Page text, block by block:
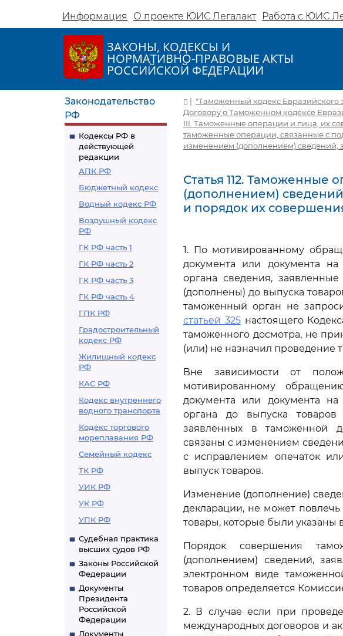
Информация О проекте ЮИС Легалакт Работа с ЮИС
ЗАКОНЫ, КОДЕКСЫ И
НОРМАТИВНО-ПРАВОВЫЕ АКТЫ
РОССИЙСКОЙ ФЕДЕРАЦИИ
Законодательство
РФ
Кодексы РФ в
действующей
редакции
АПК РФ
Бюджетный кодекс
Водный кодекс РФ
Воздушный кодекс
РФ
ГК РФ часть 1
ГК РФ часть 2
ГК РФ часть 3
ГК РФ часть 4
ГПК РФ
Градостроительный
кодекс РФ
Жилищный кодекс
РФ
КАС РФ
Кодекс внутреннего
водного транспорта
Кодекс торгового
мореплавания РФ
Семейный кодекс
ТК РФ
УИК РФ
УК РФ
УПК РФ
Судебная практика
высших судов РФ
Законы Российской
Федерации
Документы
Президента
Российской
Федерации
Документы
| "Таможенный кодекс Евразийского
Договору о Таможенном кодексе
III. Таможенные операции и лица, их
таможенные операции, связанные с
изменением (дополнением) сведений,
Статья 112. Таможенные
(дополнением)
и порядок их
1. По мотивированному
документа или документа
органа сведения,
(дополнены) до выпуска
таможенный орган не
статьей 325настоящего
таможенного досмотра, не
(или) не назначил проведение
Вне зависимости от
мотивированному
документа или документа
органа до выпуска товаров
заявленных в таможенной
связаны с изменением
с исправлением опечаток
выпуск товаров.
Изменение (дополнение)
декларации, не может
товары, которые были указаны
Порядок совершения
(дополнением) сведений,
электронном виде
товаров определяется
2. В случае если при
международных договоров и